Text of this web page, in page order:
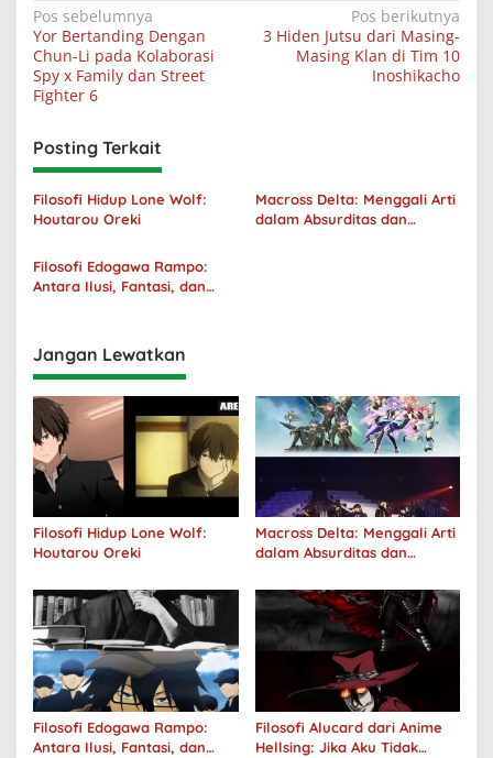
Navigasi
pos
Pos sebelumnya
Yor Bertanding Dengan
Chun-Li pada Kolaborasi
Spy x Family dan Street
Fighter 6
Pos berikutnya
3 Hiden Jutsu dari Masing-
Masing Klan di Tim 10
Inoshikacho
Posting Terkait
Filosofi Hidup Lone Wolf:
Houtarou Oreki
Macross Delta: Menggali Arti
dalam Absurditas dan
Filosofi Edogawa Rampo:
Antara Ilusi, Fantasi, dan
Jangan Lewatkan
Filosofi Hidup Lone Wolf:
Houtarou Oreki
Macross Delta: Menggali Arti
dalam Absurditas dan
Filosofi Edogawa Rampo:
Antara Ilusi, Fantasi, dan
Filosofi Alucard dari Anime
Hellsing: Jika Aku Tidak